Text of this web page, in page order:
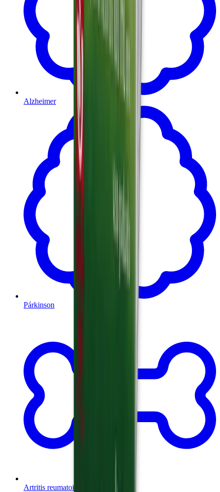
Alzheimer
Párkinson
Artritis reumatoide